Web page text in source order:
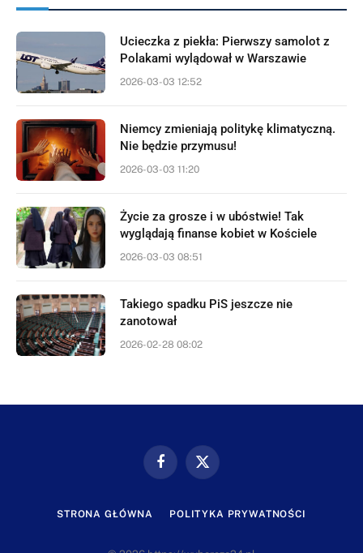
Ucieczka z piekła: Pierwszy samolot z
Polakami wylądował w Warszawie
2026-03-03 12:52
Niemcy zmieniają politykę klimatyczną.
Nie będzie przymusu!
2026-03-03 11:20
Życie za grosze i w ubóstwie! Tak
wyglądają finanse kobiet w Kościele
2026-03-03 08:51
Takiego spadku PiS jeszcze nie
zanotował
2026-02-28 08:02
FacebookX
STRONA GŁÓWNA POLITYKA PRYWATNOŚCI